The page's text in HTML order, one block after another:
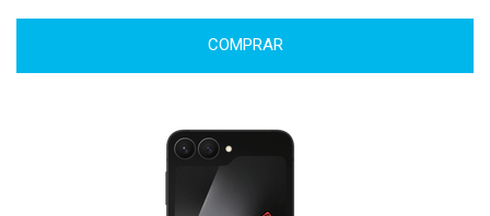
COMPRAR